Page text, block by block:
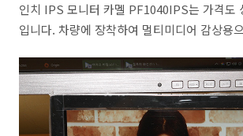
인치 IPS 모니터 카멜 PF1040IPS는 가격도
입니다. 차량에 장착하여 멀티미디어 감상용